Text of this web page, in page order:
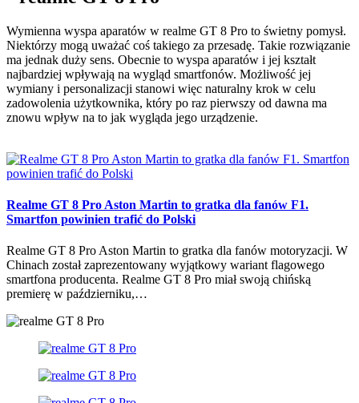
Wymienna wyspa aparatów w realme GT 8 Pro to świetny pomysł.
Niektórzy mogą uważać coś takiego za przesadę. Takie rozwiązanie
ma jednak duży sens. Obecnie to wyspa aparatów i jej kształt
najbardziej wpływają na wygląd smartfonów. Możliwość jej
wymiany i personalizacji stanowi więc naturalny krok w celu
zadowolenia użytkownika, który po raz pierwszy od dawna ma
znowu wpływ na to jak wygląda jego urządzenie.
Realme GT 8 Pro Aston Martin to gratka dla fanów F1.
Smartfon powinien trafić do Polski
Realme GT 8 Pro Aston Martin to gratka dla fanów motoryzacji. W
Chinach został zaprezentowany wyjątkowy wariant flagowego
smartfona producenta. Realme GT 8 Pro miał swoją chińską
premierę w październiku,…